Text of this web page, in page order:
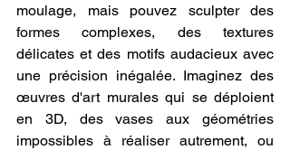
moulage, mais pouvez sculpter des
formes complexes, des textures
délicates et des motifs audacieux avec
une précision inégalée. Imaginez des
œuvres d'art murales qui se déploient
en 3D, des vases aux géométries
impossibles à réaliser autrement, ou